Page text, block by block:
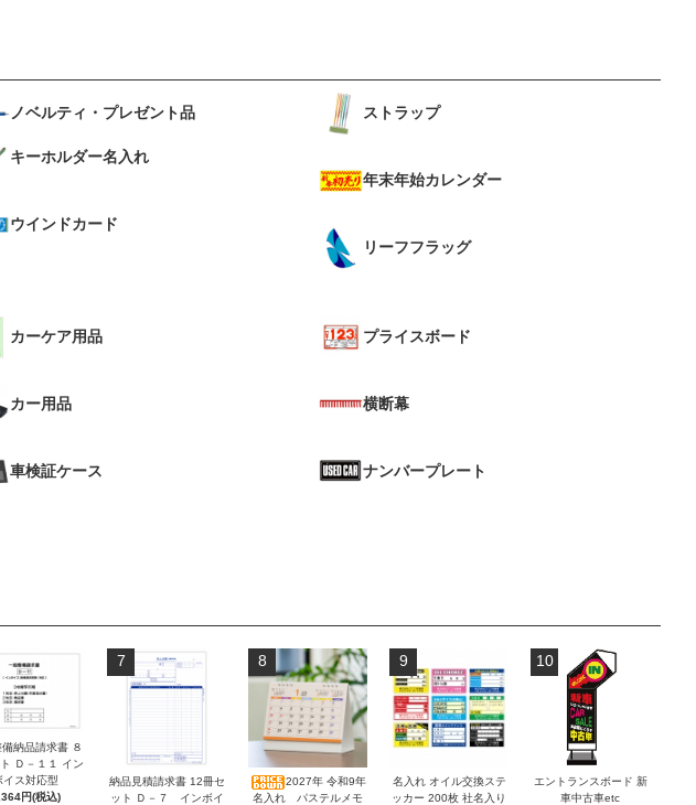
ノベルティ・プレゼント品
キーホルダー名入れ
ウインドカード
ストラップ
年末年始カレンダー
リーフフラッグ
カーケア用品
カー用品
車検証ケース
プライスボード
横断幕
ナンバープレート
納品請求書 ８
Ｄ－１１ イン
イス対応型
円(税込)
7
納品見積請求書 12冊セ
ット Ｄ－７ インボイ
8
2027年 令和9年
名入れ パステルメモ
9
名入れ オイル交換ステ
ッカー 200枚 社名入り
10
エントランスボード 新
車中古車etc